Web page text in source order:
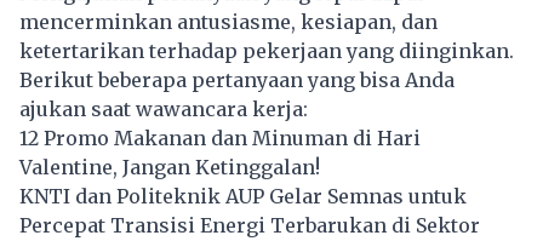
mencerminkan antusiasme, kesiapan, dan
ketertarikan terhadap pekerjaan yang diinginkan.
Berikut beberapa pertanyaan yang bisa Anda
ajukan saat wawancara kerja:
12 Promo Makanan dan Minuman di Hari
Valentine, Jangan Ketinggalan!
KNTI dan Politeknik AUP Gelar Semnas untuk
Percepat Transisi Energi Terbarukan di Sektor